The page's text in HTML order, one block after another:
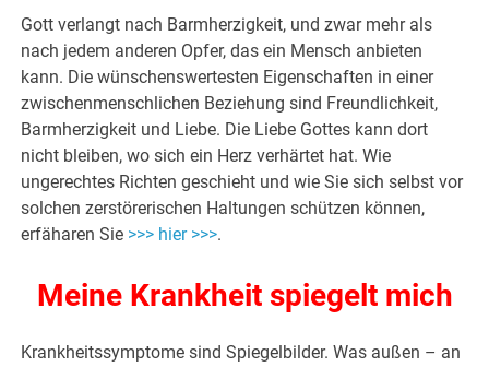
Gott verlangt nach Barmherzigkeit, und zwar mehr als
nach jedem anderen Opfer, das ein Mensch anbieten
kann. Die wünschenswertesten Eigenschaften in einer
zwischenmenschlichen Beziehung sind Freundlichkeit,
Barmherzigkeit und Liebe. Die Liebe Gottes kann dort
nicht bleiben, wo sich ein Herz verhärtet hat. Wie
ungerechtes Richten geschieht und wie Sie sich selbst vor
solchen zerstörerischen Haltungen schützen können,
erfäharen Sie >>> hier >>>.
Meine Krankheit spiegelt mich
Krankheitssymptome sind Spiegelbilder. Was außen – an